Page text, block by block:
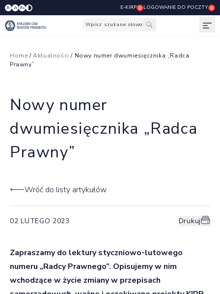
A- A A+ E-KIRP LOGOWANIE DO POCZTY
Wpisz szukane słowo
Home /Aktualności / Nowy numer dwumiesięcznika „Radca
Prawny”
Nowy numer
dwumiesięcznika „Radca
Prawny”
Wróć do listy artykułów
02 LUTEGO 2023 Drukuj
Zapraszamy do lektury styczniowo-lutowego
numeru „Radcy Prawnego”. Opisujemy w nim
wchodzące w życie zmiany w przepisach